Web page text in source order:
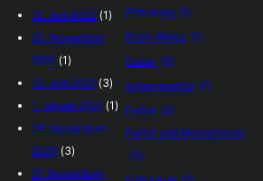
12. Juni 2022 (1)
22. November
2021 (1)
12. Juni 2021 (3)
1. Januar 2021 (1)
28. November
2020 (3)
27. November
Erfindung (1)
Erich-Weisz (1)
Essay (2)
experimental (7)
Farbe (2)
Farbe und Monochrom
(2)